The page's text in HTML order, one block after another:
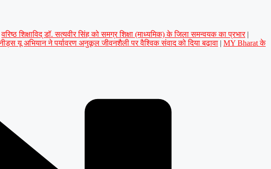
वरिष्ठ शिक्षाविद् डॉ. सत्यवीर सिंह को समग्र शिक्षा (माध्यमिक) के जिला समन्वयक का प्रभार |
यू अभियान ने पर्यावरण अनुकूल जीवनशैली पर वैश्विक संवाद को दिया बढ़ावा | MY Bharat के